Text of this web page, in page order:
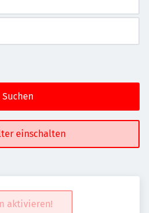
Suchen
einschalten
aktivieren!